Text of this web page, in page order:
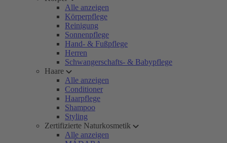
Alle anzeigen
Körperpflege
Reinigung
Sonnenpflege
Hand- & Fußpflege
Herren
Schwangerschafts- & Babypflege
Haare
Alle anzeigen
Conditioner
Haarpflege
Shampoo
Styling
Zertifizierte Naturkosmetik
Alle anzeigen